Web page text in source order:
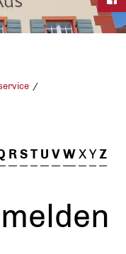
RST U VWXYZ